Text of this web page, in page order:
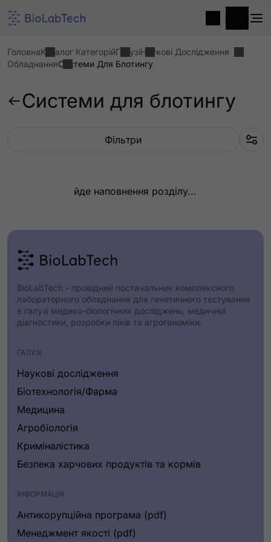
ГоловнаКаталог КатегорійГалузіНаукові Дослідження
ОбладнанняСистеми Для Блотингу
Системи для блотингу
Фільтри
йде наповнення розділу...
BioLabTech - провідний постачальник комплексного
лабораторного обладнання для генетичного тестування
в галузі медико-біологічних досліджень, медичної
діагностики, розробки ліків та агрогеноміки.
ГАЛУЗІ
Наукові дослідження
Біотехнологія/Фарма
Медицина
Агробіологія
Криміналістика
Безпека харчових продуктів та кормів
ІНФОРМАЦІЯ
Антикорупційна програма (pdf)
Менеджмент якості (pdf)